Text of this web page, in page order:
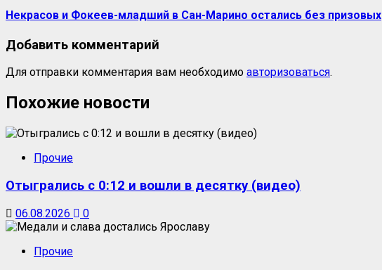
Некрасов и Фокеев-младший в Сан-Марино остались без призовых
Добавить комментарий
Для отправки комментария вам необходимо авторизоваться.
Похожие новости
Прочие
Отыгрались с 0:12 и вошли в десятку (видео)
06.08.2026 0
Прочие